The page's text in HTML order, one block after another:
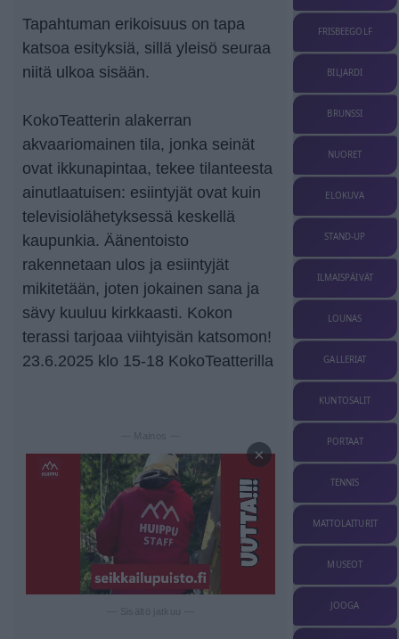
Tapahtuman erikoisuus on tapa
katsoa esityksiä, sillä yleisö seuraa
niitä ulkoa sisään.
KokoTeatterin alakerran
akvaariomainen tila, jonka seinät
ovat ikkunapintaa, tekee tilanteesta
ainutlaatuisen: esiintyjät ovat kuin
televisiolähetyksessä keskellä
kaupunkia. Äänentoisto
rakennetaan ulos ja esiintyjät
mikitetään, joten jokainen sana ja
sävy kuuluu kirkkaasti. Kokon
terassi tarjoaa viihtyisän katsomon!
23.6.2025 klo 15-18 KokoTeatterilla
— Mainos —
×
FRISBEEGOLF
BILJARDI
BRUNSSI
NUORET
ELOKUVA
STAND-UP
ILMAISPÄIVÄT
LOUNAS
GALLERIAT
KUNTOSALIT
PORTAAT
TENNIS
MATTOLAITURIT
MUSEOT
JOOGA